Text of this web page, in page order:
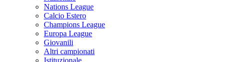
Nations League
Calcio Estero
Champions League
Europa League
Giovanili
Altri campionati
Istituzionale